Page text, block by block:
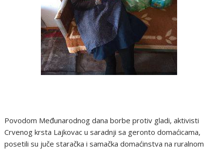
Povodom Međunarodnog dana borbe protiv gladi, aktivisti
Crvenog krsta Lajkovac u saradnji sa geronto domaćicama,
posetili su juče staračka i samačka domaćinstva na ruralnom